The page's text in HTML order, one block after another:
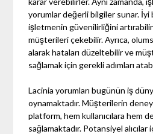
yorumlar değerli bilgiler sunar. İyi
işletmenin güvenilirliğini
müşterileri çekebilir. Ayrıca,
alarak hataları düzeltebilir ve
sağlamak için gerekli adımları
Lacinia yorumları bugünün iş
oynamaktadır. Müşterilerin
platform, hem kullanıcılara hem
sağlamaktadır. Potansiyel